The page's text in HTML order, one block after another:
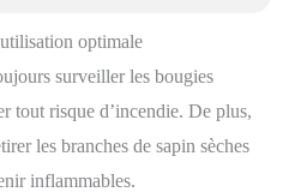
optimale
surveiller les bougies
tout risque d’incendie. De plus,
les branches de sapin sèches
inflammables.